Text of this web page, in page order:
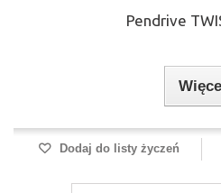
Pendrive
Dodaj do listy życzeń